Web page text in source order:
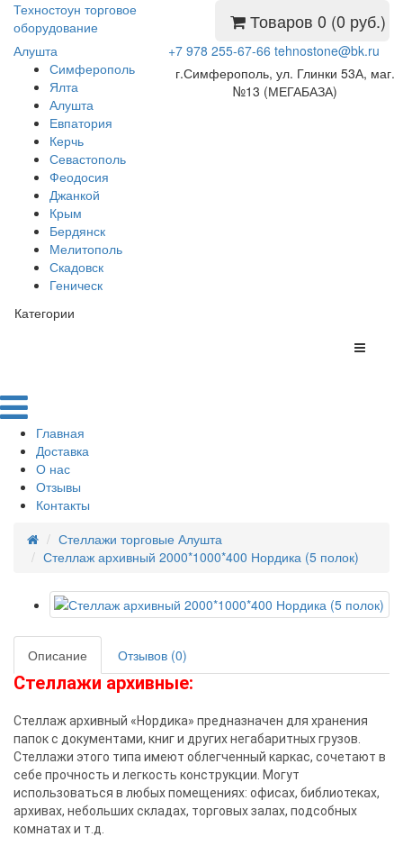
Техностоун торговое
оборудование
Товаров 0 (0 руб.)
Алушта
Симферополь
Ялта
Алушта
Евпатория
Керчь
Севастополь
Феодосия
Джанкой
Крым
Бердянск
Мелитополь
Скадовск
Геническ
+7 978 255-67-66 tehnostone@bk.ru
г.Симферополь, ул. Глинки 53А, маг.
№13 (МЕГАБАЗА)
Категории
Главная
Доставка
О нас
Отзывы
Контакты
Стеллажи торговые Алушта
Стеллаж архивный 2000*1000*400 Нордика (5 полок)
Описание Отзывов (0)
Стеллажи архивные:
Стеллаж архивный «Нордика» предназначен для хранения
папок с документами, книг и других негабаритных грузов.
Стеллажи этого типа имеют облегченный каркас, сочетают в
себе прочность и легкость конструкции. Могут
использоваться в любых помещениях: офисах, библиотеках,
архивах, небольших складах, торговых залах, подсобных
комнатах и т.д.